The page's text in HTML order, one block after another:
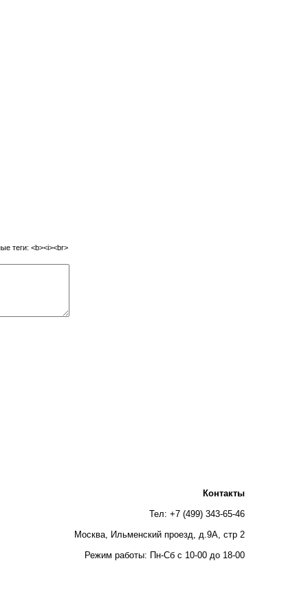
теги: <b><i><br>
Контакты
Тел: +7 (499) 343-65-46
Москва, Ильменский проезд, д.9А, стр 2
Режим работы: Пн-Сб с 10-00 до 18-00